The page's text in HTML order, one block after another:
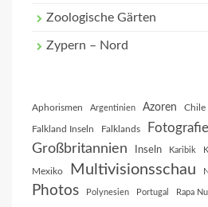
Zoologische Gärten
Zypern – Nord
Aphorismen Argentinien Azoren Chile
Falkland Inseln Falklands Fotografie
Großbritannien Inseln Karibik
Mexiko Multivisionsschau
Photos Polynesien Portugal Rapa